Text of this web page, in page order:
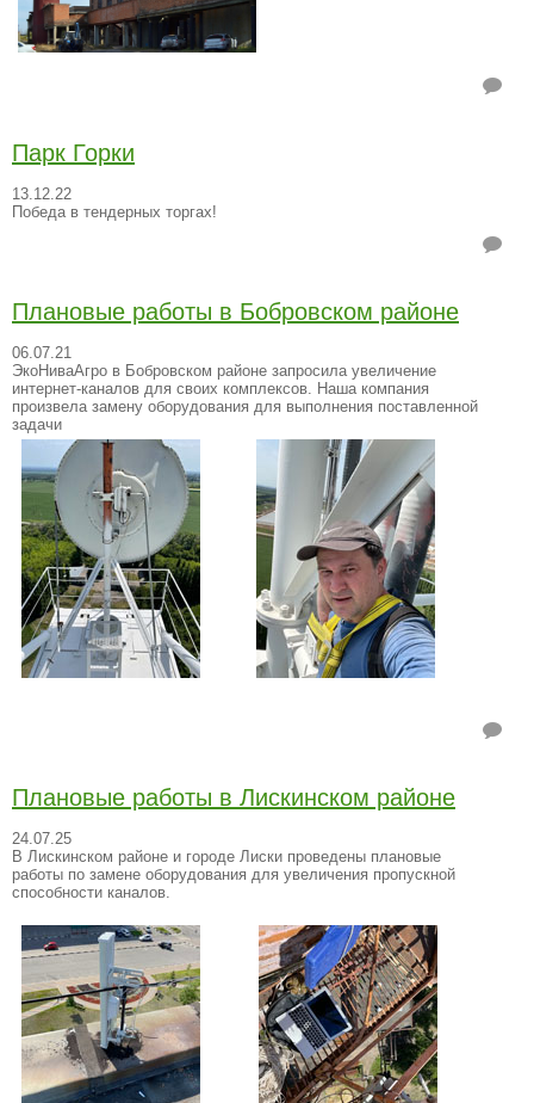
Парк Горки
13.12.22
Победа в тендерных торгах!
Плановые работы в Бобровском районе
06.07.21
ЭкоНиваАгро в Бобровском районе запросила увеличение
интернет-каналов для своих комплексов. Наша компания
произвела замену оборудования для выполнения поставленной
задачи
Плановые работы в Лискинском районе
24.07.25
В Лискинском районе и городе Лиски проведены плановые
работы по замене оборудования для увеличения пропускной
способности каналов.